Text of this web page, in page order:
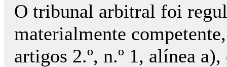
O tribunal arbitral foi
materialmente
artigos 2.º, n.º 1, alínea